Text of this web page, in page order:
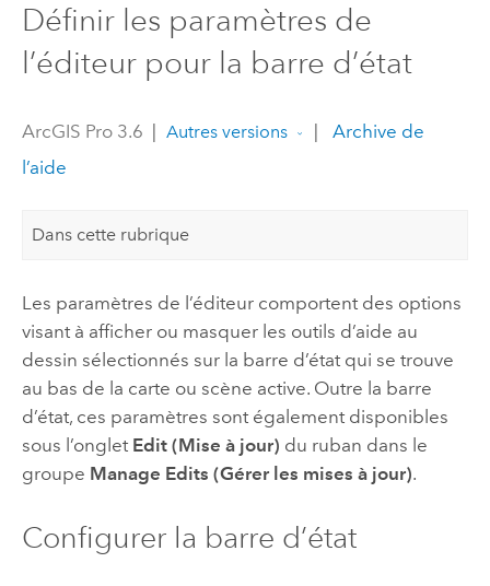
Définir les paramètres de
l’éditeur pour la barre d’état
ArcGIS Pro 3.6 Autres versions
Archive de
l’aide
Dans cette rubrique
Les paramètres de l’éditeur comportent des options
visant à afficher ou masquer les outils d’aide au
dessin sélectionnés sur la barre d’état qui se trouve
au bas de la carte ou scène active. Outre la barre
d’état, ces paramètres sont également disponibles
sous l’onglet Edit (Mise à jour) du ruban dans le
groupe Manage Edits (Gérer les mises à jour).
Configurer la barre d’état